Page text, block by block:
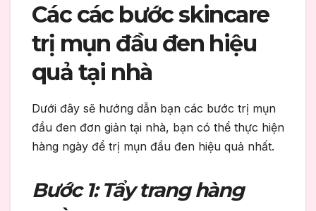
Các các bước skincare
trị mụn đầu đen hiệu
quả tại nhà
Dưới đây sẽ hướng dẫn bạn các bước trị mụn
đầu đen đơn giản tại nhà, bạn có thể thực hiện
hàng ngày để trị mụn đầu đen hiệu quả nhất.
Bước 1: Tẩy trang hàng